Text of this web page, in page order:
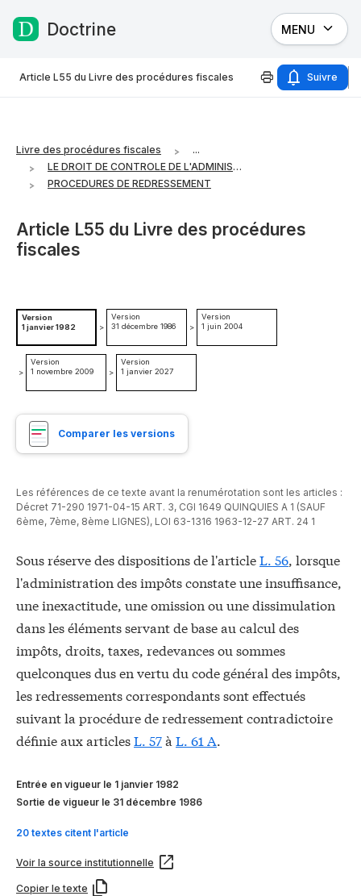
Passer au contenu
Doctrine MENU
Article L55 du Livre des procédures fiscales Suivre
Livre des procédures fiscales
...
LE DROIT DE CONTROLE DE L'ADMINISTRATION
PROCEDURES DE REDRESSEMENT
Article L55 du Livre des procédures
fiscales
Version
1 janvier 1982
>
Version
31 décembre 1986
>
Version
1 juin 2004
>
Version
1 novembre 2009
>
Version
1 janvier 2027
Comparer les versions
Les références de ce texte avant la renumérotation sont les articles :
Décret 71-290 1971-04-15 ART. 3, CGI 1649 QUINQUIES A 1 (SAUF
6ème, 7ème, 8ème LIGNES), LOI 63-1316 1963-12-27 ART. 24 1
Sous réserve des dispositions de l'articleL. 56, lorsque
l'administration des impôts constate une insuffisance,
une inexactitude, une omission ou une dissimulation
dans les éléments servant de base au calcul des
impôts, droits, taxes, redevances ou sommes
quelconques dus en vertu du code général des impôts,
les redressements correspondants sont effectués
suivant la procédure de redressement contradictoire
définie aux articlesL. 57à L. 61 A.
Entrée en vigueur le 1 janvier 1982
Sortie de vigueur le 31 décembre 1986
20 textes citent l'article
Voir la source institutionnelle
Copier le texte